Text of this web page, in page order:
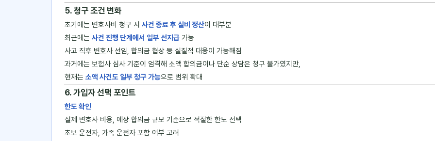
5. 청구 조건 변화
초기에는 변호사비 청구 시 사건 종료 후 실비 정산이 대부분
최근에는 사건 진행 단계에서 일부 선지급 가능
사고 직후 변호사 선임, 합의금 협상 등 실질적 대응이 가능해짐
과거에는 보험사 심사 기준이 엄격해 소액 합의금이나 단순 상담은 청구 불가였지만,
현재는 소액 사건도 일부 청구 가능으로 범위 확대
6. 가입자 선택 포인트
한도 확인
실제 변호사 비용, 예상 합의금 규모 기준으로 적절한 한도 선택
초보 운전자, 가족 운전자 포함 여부 고려